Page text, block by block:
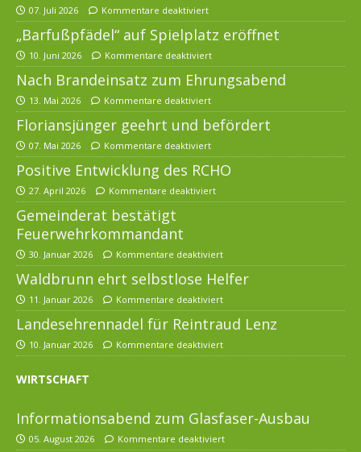
07. Juli 2026 Kommentare deaktiviert
„Barfußpfädel“ auf Spielplatz eröffnet
10. Juni 2026 Kommentare deaktiviert
Nach Brandeinsatz zum Ehrungsabend
13. Mai 2026 Kommentare deaktiviert
Floriansjünger geehrt und befördert
07. Mai 2026 Kommentare deaktiviert
Positive Entwicklung des RCHO
27. April 2026 Kommentare deaktiviert
Gemeinderat bestätigt
Feuerwehrkommandant
30. Januar 2026 Kommentare deaktiviert
Waldbrunn ehrt selbstlose Helfer
11. Januar 2026 Kommentare deaktiviert
Landesehrennadel für Reintraud Lenz
10. Januar 2026 Kommentare deaktiviert
WIRTSCHAFT
Informationsabend zum Glasfaser-Ausbau
05. August 2026 Kommentare deaktiviert